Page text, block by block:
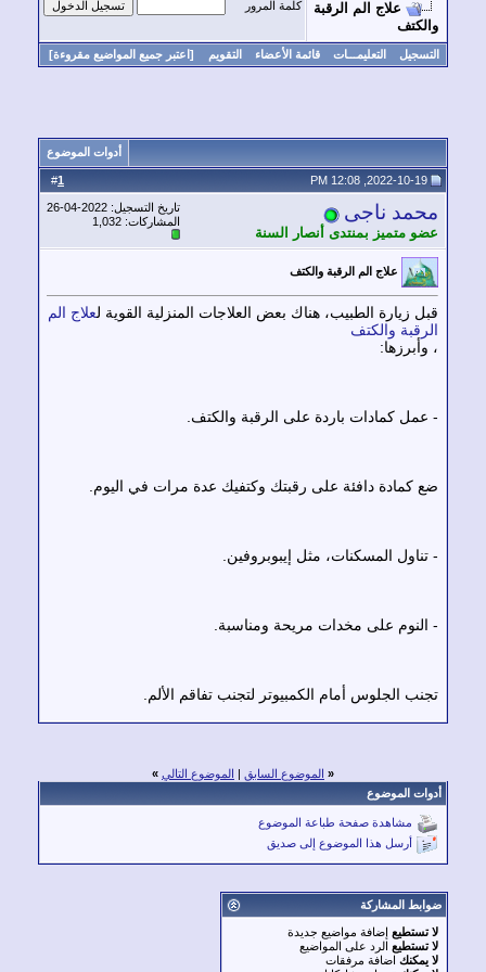
علاج الم الرقبة
كلمة المرور
التعليمـــات قائمة الأعضاء التقويم [اعتبر جميع المواضيع مقروءة]
أدوات الموضوع
ناجى
متميز بمنتدى أنصار السنة
تاريخ التسجيل: 2022-04-26
علاج الم الرقبة والكتف
زيارة الطبيب، هناك بعض العلاجات المنزلية القوية لعلاج الم
والكتف
كمادات باردة على الرقبة والكتف.
كمادة دافئة على رقبتك وكتفيك عدة مرات في اليوم.
المسكنات، مثل إيبوبروفين.
على مخدات مريحة ومناسبة.
الجلوس أمام الكمبيوتر لتجنب تفاقم الألم.
الموضوع السابق|الموضوع التالي »
الموضوع
مشاهدة صفحة طباعة الموضوع
أرسل هذا الموضوع إلى صديق
المشاركة
إضافة مواضيع جديدة
الرد على المواضيع
اضافة مرفقات